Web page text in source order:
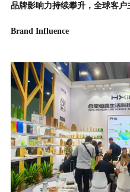
品牌影响力持续攀升，全球客户
Brand Influence